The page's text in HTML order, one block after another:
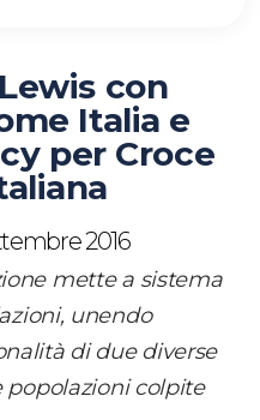
con
Italia e
per Croce
2016
mette a sistema
unendo
di due diverse
popolazioni colpite